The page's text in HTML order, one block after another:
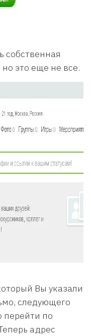
собственная
это еще не все.
Вы указали
следующего
перейти по
адрес